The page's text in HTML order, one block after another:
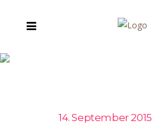
14. September 2015